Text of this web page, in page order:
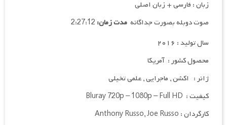
زبان : فارسی + زبان اصلی
صوت دوبله بصورت جداگانه مدت زمان:
سال تولید : ۲۰۱۶
محصول کشور : آمریکا
ژانر : اکشن , ماجرایی , علمی تخیلی
کیفیت : Bluray 720p – 1080p – Full HD
کارگردان : Anthony Russo, Joe Russo